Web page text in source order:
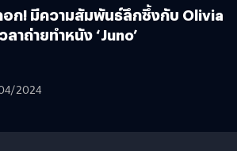
อก! มีความสัมพันธ์ลึกซึ้งกับ Olivia
าถ่ายทำหนัง ‘Juno’
2024